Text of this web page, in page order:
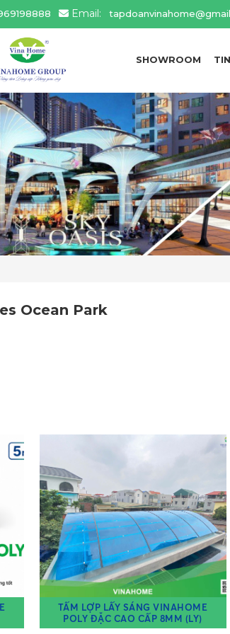
Email:
SHOWROOM
Ocean Park
TẤM LỢP LẤY SÁNG VINAHOME
POLY ĐẶC CAO CẤP 8MM (LY)